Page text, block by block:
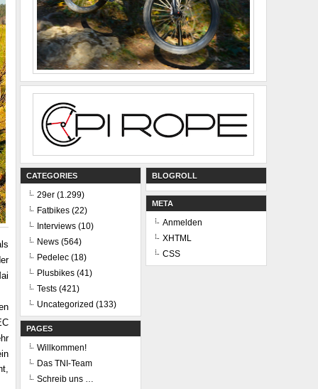
CATEGORIES
29er (1.299)
Fatbikes (22)
Interviews (10)
News (564)
Pedelec (18)
Plusbikes (41)
Tests (421)
Uncategorized (133)
PAGES
Willkommen!
Das TNI-Team
Schreib uns …
BLOGROLL
META
Anmelden
XHTML
CSS